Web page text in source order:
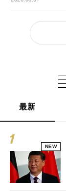
最新
NEW